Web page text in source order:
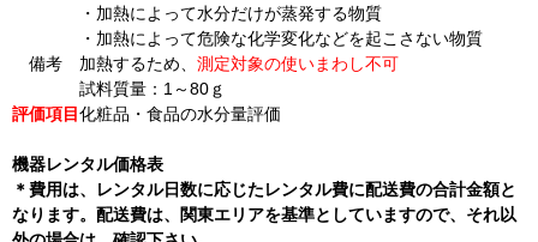
・加熱によって水分だけが蒸発する物質
・加熱によって危険な化学変化などを起こさない物質
備考
加熱するため、 測定対象の使いまわし不可
試料質量：1～80ｇ
評価項目化粧品・食品の水分量評価
機器レンタル価格表
＊費用は、レンタル日数に応じたレンタル費に配送費の合計金額と
なります。配送費は、関東エリアを基準としていますので、それ以